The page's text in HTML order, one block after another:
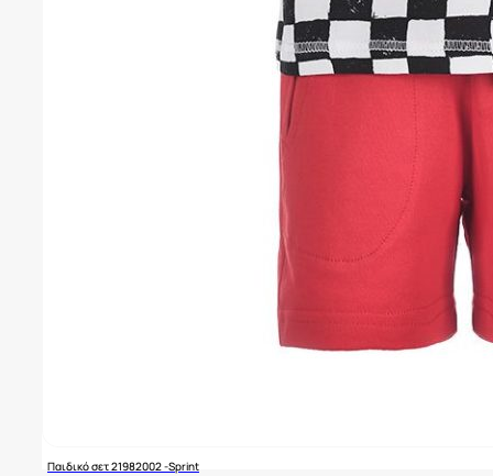
Παιδικό σετ 21982002 -Sprint